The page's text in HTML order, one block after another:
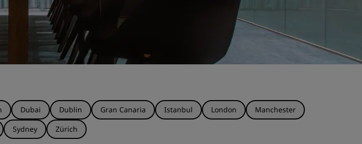
Dubai Dublin Gran Canaria Istanbul London
Manchester
Sydney Zürich